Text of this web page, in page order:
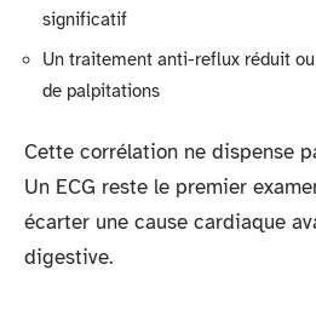
significatif
Un traitement anti-reflux réduit
de palpitations
Cette corrélation ne dispense
Un ECG reste le premier
écarter une cause cardiaque
digestive.